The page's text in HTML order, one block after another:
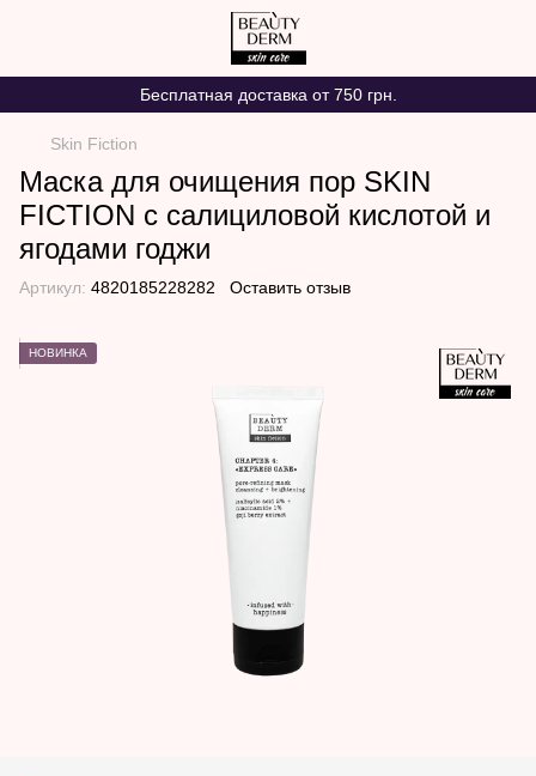
Бесплатная доставка от 750 грн.
Skin Fiction
Маска для очищения пор SKIN
FICTION с салициловой кислотой и
ягодами годжи
Артикул: 4820185228282 Оставить отзыв
НОВИНКА